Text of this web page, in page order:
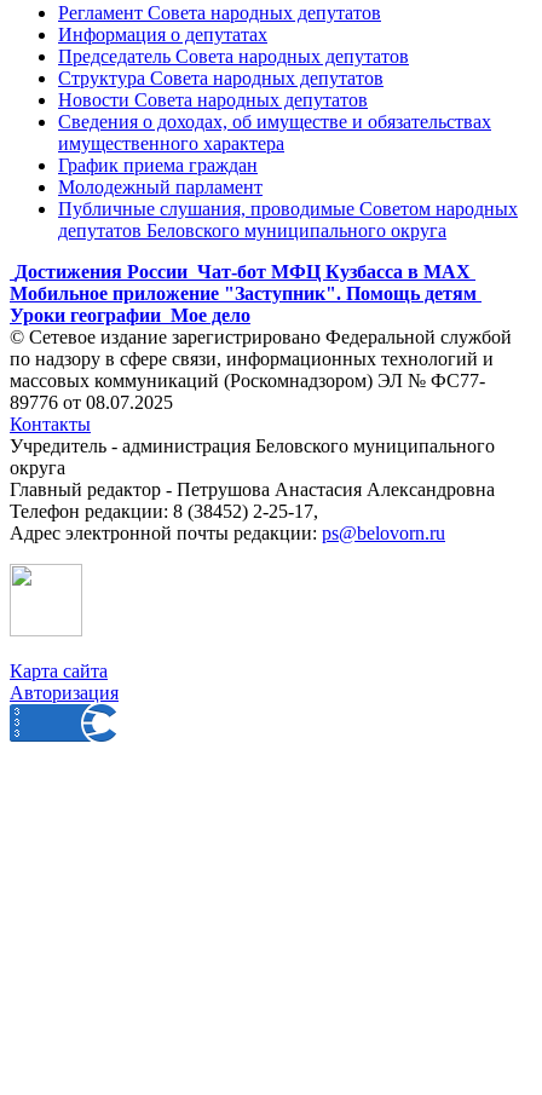
Регламент Совета народных депутатов
Информация о депутатах
Председатель Совета народных депутатов
Структура Совета народных депутатов
Новости Совета народных депутатов
Сведения о доходах, об имуществе и обязательствах
имущественного характера
График приема граждан
Молодежный парламент
Публичные слушания, проводимые Советом народных
депутатов Беловского муниципального округа
Достижения России Чат-бот МФЦ Кузбасса в MAX
Мобильное приложение "Заступник". Помощь детям
Уроки географии Мое дело
© Сетевое издание зарегистрировано Федеральной службой
по надзору в сфере связи, информационных технологий и
массовых коммуникаций (Роскомнадзором) ЭЛ № ФС77-
89776 от 08.07.2025
Контакты
Учредитель - администрация Беловского муниципального
округа
Главный редактор - Петрушова Анастасия Александровна
Телефон редакции: 8 (38452) 2-25-17,
Адрес электронной почты редакции: ps@belovorn.ru
Карта сайта
Авторизация